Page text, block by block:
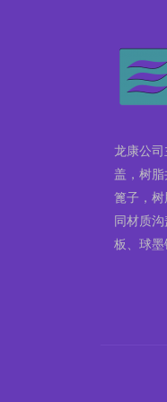
龙康公
盖，树
篦子，
同材质
板、球墨